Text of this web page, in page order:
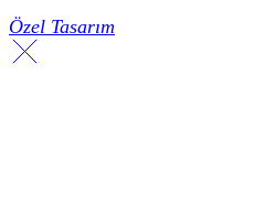
Özel Tasarım